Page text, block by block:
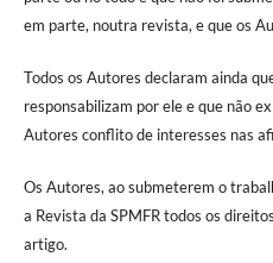
em parte, noutra revista, e que os
Todos os Autores declaram ainda
responsabilizam por ele e que não
Autores conflito de interesses nas
Os Autores, ao submeterem o
a Revista da SPMFR todos os
artigo.